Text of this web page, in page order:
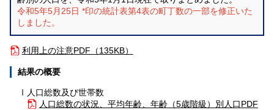
令和5年5月25日 *印の統計表第4表の町丁数の一部を修正いた
しました。
利用上の注意PDF（135KB）
結果の概要
Ⅰ人口総数及び世帯数
人口総数の状況、平均年齢、年齢（5歳階級）別人口PDF